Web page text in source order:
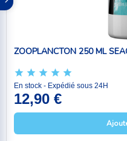
ZOOPLANCTON 250 ML
En stock - Expédié sous 24H
12,90 €